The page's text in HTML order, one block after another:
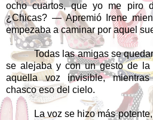
ocho cuartos, que yo me piro
¿Chicas? — Apremió Irene
empezaba a caminar por aquel
Todas las amigas se
se alejaba y con un gesto de la
aquella voz invisible,
chasco eso del cielo.
La voz se hizo más